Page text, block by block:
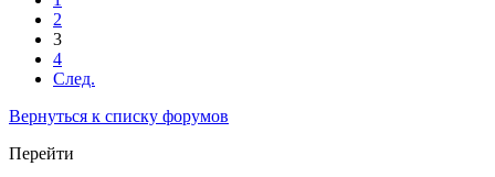
2
3
4
След.
Вернуться к списку форумов
Перейти